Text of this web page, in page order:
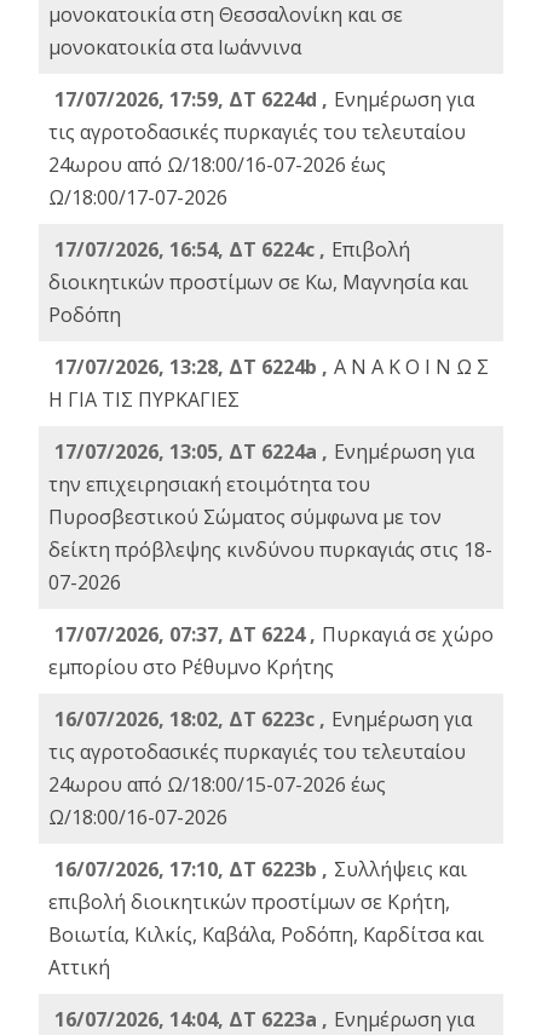
μονοκατοικία στη Θεσσαλονίκη και σε
μονοκατοικία στα Ιωάννινα
17/07/2026, 17:59, ΔΤ 6224d , Ενημέρωση για
τις αγροτοδασικές πυρκαγιές του τελευταίου
24ωρου από Ω/18:00/16-07-2026 έως
Ω/18:00/17-07-2026
17/07/2026, 16:54, ΔΤ 6224c , Επιβολή
διοικητικών προστίμων σε Κω, Μαγνησία και
Ροδόπη
17/07/2026, 13:28, ΔΤ 6224b , Α Ν Α Κ Ο Ι Ν Ω Σ
Η ΓΙΑ ΤΙΣ ΠΥΡΚΑΓΙΕΣ
17/07/2026, 13:05, ΔΤ 6224a , Ενημέρωση για
την επιχειρησιακή ετοιμότητα του
Πυροσβεστικού Σώματος σύμφωνα με τον
δείκτη πρόβλεψης κινδύνου πυρκαγιάς στις 18-
07-2026
17/07/2026, 07:37, ΔΤ 6224 , Πυρκαγιά σε χώρο
εμπορίου στο Ρέθυμνο Κρήτης
16/07/2026, 18:02, ΔΤ 6223c , Ενημέρωση για
τις αγροτοδασικές πυρκαγιές του τελευταίου
24ωρου από Ω/18:00/15-07-2026 έως
Ω/18:00/16-07-2026
16/07/2026, 17:10, ΔΤ 6223b , Συλλήψεις και
επιβολή διοικητικών προστίμων σε Κρήτη,
Βοιωτία, Κιλκίς, Καβάλα, Ροδόπη, Καρδίτσα και
Αττική
16/07/2026, 14:04, ΔΤ 6223a , Ενημέρωση για